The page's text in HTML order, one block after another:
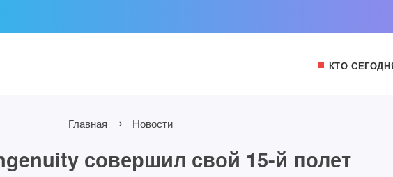
КТО
Главная Новости
совершил свой 15-й полет